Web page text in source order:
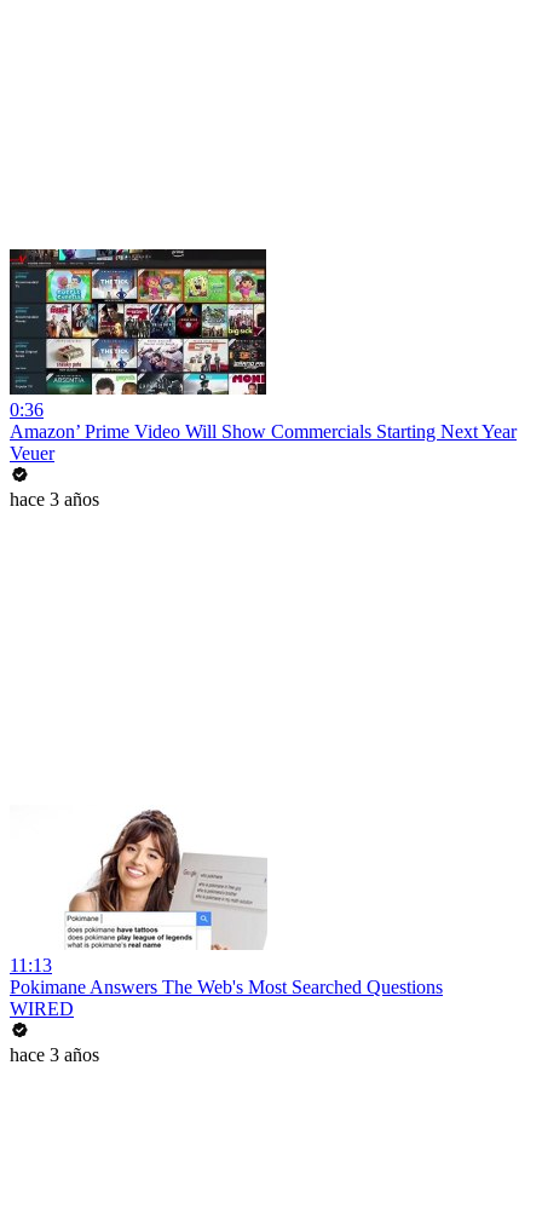
0:36
Amazon’ Prime Video Will Show Commercials Starting Next Year
Veuer
hace 3 años
11:13
Pokimane Answers The Web's Most Searched Questions
WIRED
hace 3 años